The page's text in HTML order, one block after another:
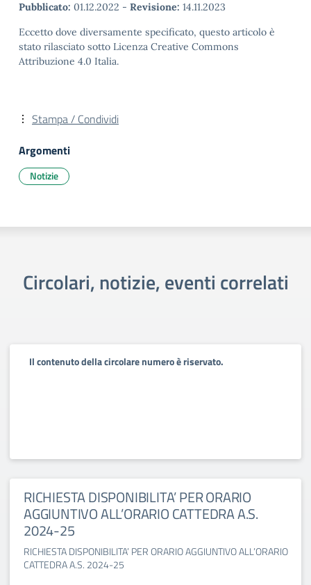
Pubblicato: 01.12.2022 - Revisione: 14.11.2023
Eccetto dove diversamente specificato, questo articolo è
stato rilasciato sotto Licenza Creative Commons
Attribuzione 4.0 Italia.
Stampa / Condividi
Argomenti
Notizie
Circolari, notizie, eventi correlati
Il contenuto della circolare numero è riservato.
RICHIESTA DISPONIBILITA’ PER ORARIO
AGGIUNTIVO ALL’ORARIO CATTEDRA A.S.
2024-25
RICHIESTA DISPONIBILITA’ PER ORARIO AGGIUNTIVO ALL’ORARIO
CATTEDRA A.S. 2024-25